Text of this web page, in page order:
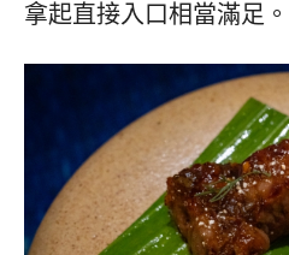
拿起直接入口相當滿足。